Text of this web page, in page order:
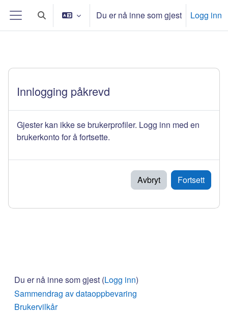
Gå til hovedinnhold
SidepanelVeksle inndata for søkDu er nå inne som gjest Logg inn
Innlogging påkrevd
Gjester kan ikke se brukerprofiler. Logg inn med en
brukerkonto for å fortsette.
Avbryt Fortsett
Du er nå inne som gjest (Logg inn)
Sammendrag av dataoppbevaring
Brukervilkår